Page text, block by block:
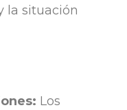
la situación
Los